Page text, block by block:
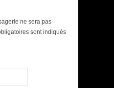
ne sera pas
sont indiqués